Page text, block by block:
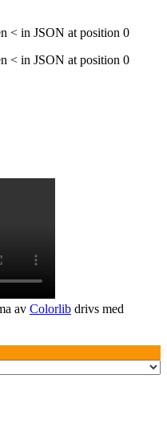
< in JSON at position 0
< in JSON at position 0
av Colorlib drivs med